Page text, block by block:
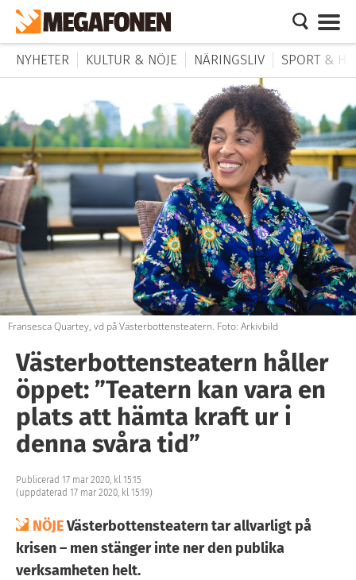
NYHETER KULTUR & NÖJE NÄRINGSLIV SPORT &
Fransesca Quartey, vd på Västerbottensteatern. Foto: Arkivbild
Västerbottensteatern håller
öppet: ”Teatern kan vara en
plats att hämta kraft ur i
denna svåra tid”
Publicerad 17 mar 2020, kl 15:15
(uppdaterad 17 mar 2020, kl 15:19)
NÖJEVästerbottensteatern tar allvarligt på
krisen – men stänger inte ner den publika
verksamheten helt.